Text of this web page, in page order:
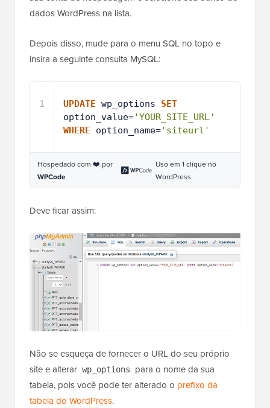
dados WordPress na lista.
Depois disso, mude para o menu SQL no topo e
insira a seguinte consulta MySQL:
1 UPDATE wp_options SET
option_value='YOUR_SITE_URL'
WHERE
option_name='siteurl'
Hospedado com ❤️ por
WPCode
Uso em 1 clique no
WordPress
Deve ficar assim:
Não se esqueça de fornecer o URL do seu próprio
site e alterar wp_options
para o nome da sua
tabela, pois você pode ter alterado o prefixo da
tabela do WordPress.